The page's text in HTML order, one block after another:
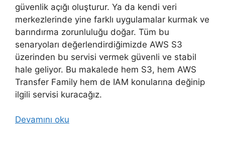
güvenlik açığı oluşturur. Ya da kendi veri
merkezlerinde yine farklı uygulamalar kurmak ve
barındırma zorunluluğu doğar. Tüm bu
senaryoları değerlendirdiğimizde AWS S3
üzerinden bu servisi vermek güvenli ve stabil
hale geliyor. Bu makalede hem S3, hem AWS
Transfer Family hem de IAM konularına değinip
ilgili servisi kuracağız.
Devamını oku